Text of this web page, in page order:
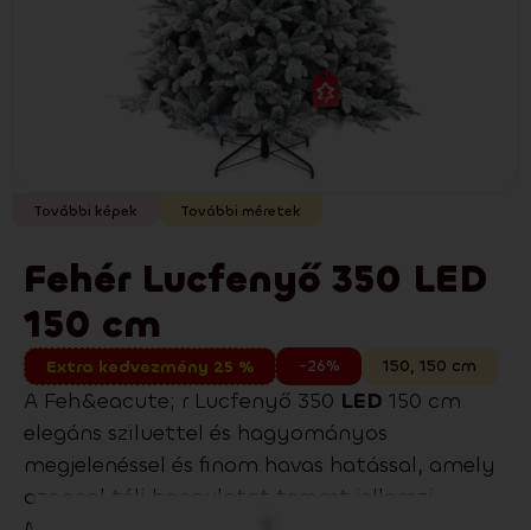
További képek További méretek
Fehér Lucfenyő 350 LED
150 cm
Extra kedvezmény 25 % -26% 150, 150 cm
A Feh&eacute; r Lucfenyő 350 LED 150 cm
elegáns sziluettel és hagyományos
megjelenéssel és finom havas hatással, amely
azonnal téli hangulatot teremt jellemzi.